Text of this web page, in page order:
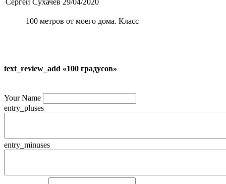
100 метров от моего дома. Класс
text_review_add «100 градусов»
Your Name
entry_pluses
entry_minuses